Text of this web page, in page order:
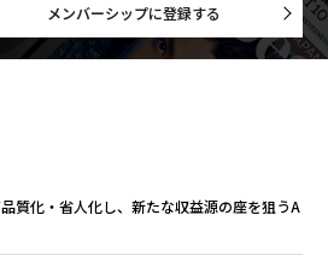
メンバーシップに登録する
質化・省人化し、新たな収益源の座を狙うA